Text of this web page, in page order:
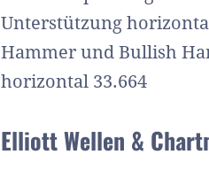
Unterstützung
Hammer und Bullish
horizontal 33.664
Elliott Wellen &